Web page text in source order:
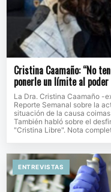
Cristina Caamaño: “No
ponerle un límite al
La Dra. Cristina Caamaño -
Reporte Semanal sobre la
situación de la causa
También habló sobre el
"Cristina Libre". Nota
ENTREVISTAS